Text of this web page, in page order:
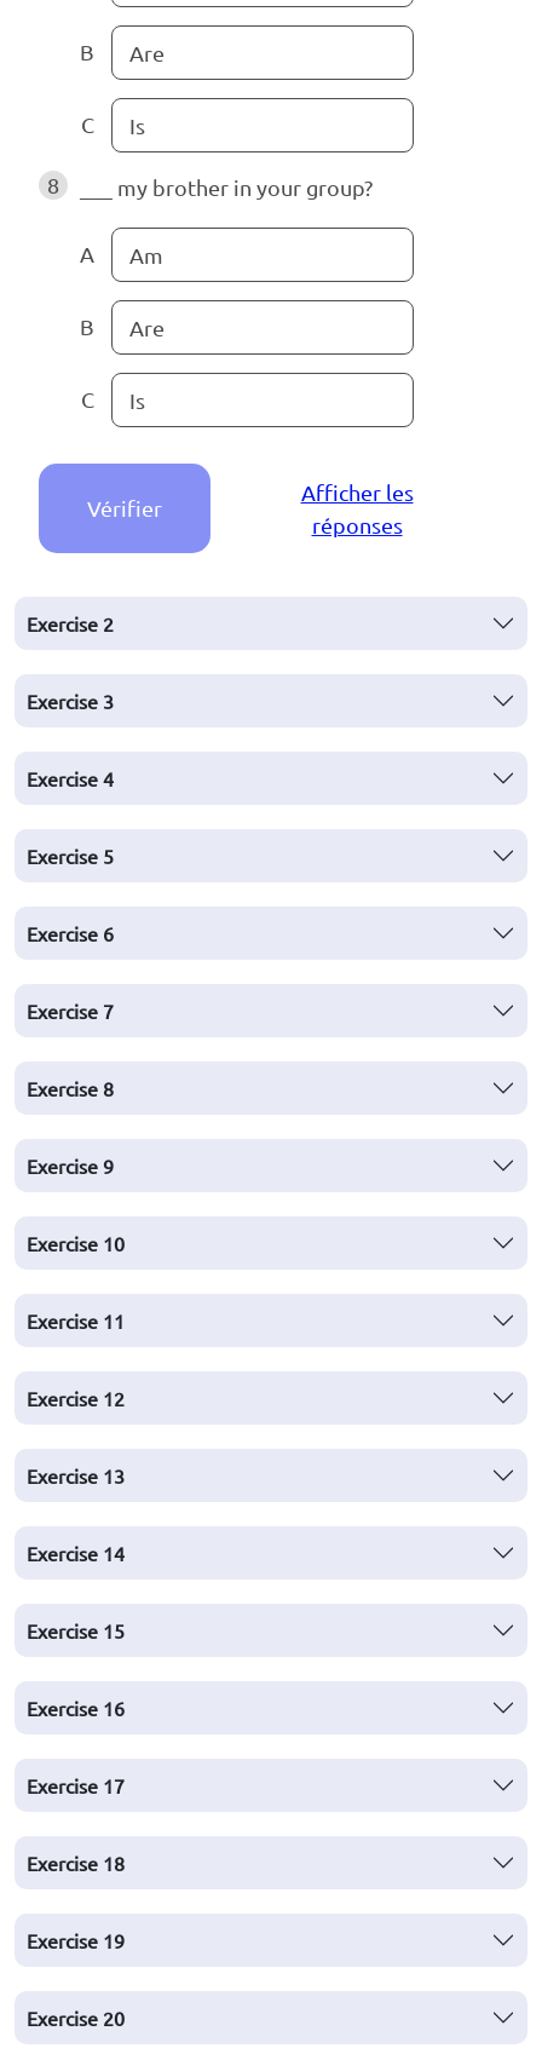
B Are
C Is
8 ___ my brother in your group?
A Am
B Are
C Is
Vérifier
Afficher les
réponses
Exercise 2
Exercise 3
Exercise 4
Exercise 5
Exercise 6
Exercise 7
Exercise 8
Exercise 9
Exercise 10
Exercise 11
Exercise 12
Exercise 13
Exercise 14
Exercise 15
Exercise 16
Exercise 17
Exercise 18
Exercise 19
Exercise 20